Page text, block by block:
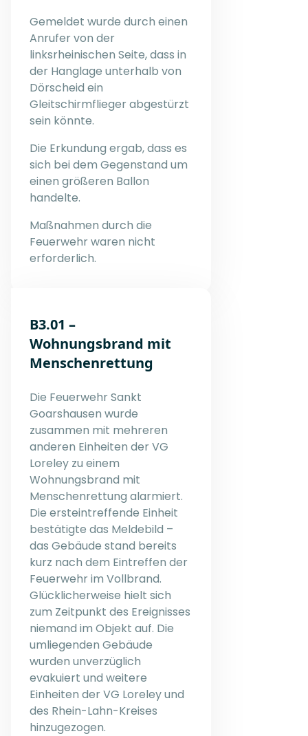
Gemeldet wurde durch einen
Anrufer von der
linksrheinischen Seite, dass in
der Hanglage unterhalb von
Dörscheid ein
Gleitschirmflieger abgestürzt
sein könnte.
Die Erkundung ergab, dass es
sich bei dem Gegenstand um
einen größeren Ballon
handelte.
Maßnahmen durch die
Feuerwehr waren nicht
erforderlich.
B3.01 –
Wohnungsbrand mit
Menschenrettung
Die Feuerwehr Sankt
Goarshausen wurde
zusammen mit mehreren
anderen Einheiten der VG
Loreley zu einem
Wohnungsbrand mit
Menschenrettung alarmiert.
Die ersteintreffende Einheit
bestätigte das Meldebild –
das Gebäude stand bereits
kurz nach dem Eintreffen der
Feuerwehr im Vollbrand.
Glücklicherweise hielt sich
zum Zeitpunkt des Ereignisses
niemand im Objekt auf. Die
umliegenden Gebäude
wurden unverzüglich
evakuiert und weitere
Einheiten der VG Loreley und
des Rhein-Lahn-Kreises
hinzugezogen.